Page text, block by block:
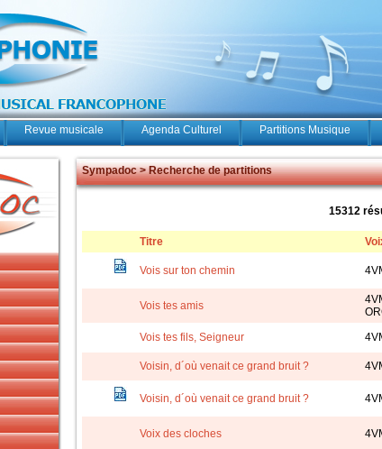
Revue musicale Agenda Culturel Partitions Musique
Sympadoc > Recherche de partitions
15312
Titre
Vois sur ton chemin
Vois tes amis
Vois tes fils, Seigneur
Voisin, d´où venait ce grand bruit ?
Voisin, d´où venait ce grand bruit ?
Voix des cloches